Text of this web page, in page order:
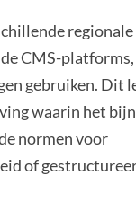
CMS-platforms,
gebruiken. Dit
waarin het
normen voor
of